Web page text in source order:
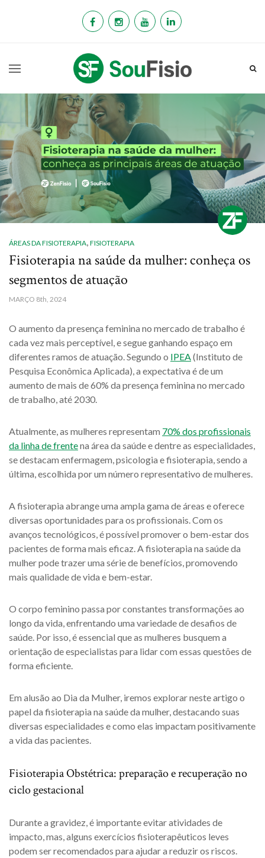
ÁREAS DA FISIOTERAPIA, FISIOTERAPIA
Fisioterapia na saúde da mulher: conheça os
segmentos de atuação
MARÇO 8th, 2024
O aumento da presença feminina no mercado de trabalho é
cada vez mais perceptível, e segue ganhando espaço em
diferentes ramos de atuação. Segundo o IPEA(Instituto de
Pesquisa Econômica Aplicada), a expectativa é de um
aumento de mais de 60% da presença feminina no mercado
de trabalho, até 2030.
Atualmente, as mulheres representam 70% dos profissionais
da linha de frentena área da saúde e dentre as especialidades,
se destacam enfermagem, psicologia e fisioterapia, sendo a
última, escolhida por um número representativo de mulheres.
A fisioterapia abrange uma ampla gama de áreas e oferece
diversas oportunidades para os profissionais. Com os
avanços tecnológicos, é possível promover o bem-estar dos
pacientes de forma mais eficaz. A fisioterapia na saúde da
mulher pode trazer uma série de benefícios, promovendo
mais qualidade de vida e bem-estar.
O corpo feminino passa por constantes transformações ao
longo da vida, enfrentando uma variedade de desafios de
saúde. Por isso, é essencial que as mulheres busquem a
orientação de especialistas para lidar com essas questões de
forma eficiente.
Em alusão ao Dia da Mulher, iremos explorar neste artigo o
papel da fisioterapia na saúde da mulher, destacando suas
diversas especialidades e como elas impactam positivamente
a vida das pacientes.
Fisioterapia Obstétrica: preparação e recuperação no
ciclo gestacional
Durante a gravidez, é importante evitar atividades de
impacto, mas, alguns exercícios fisioterapêuticos leves
podem ser recomendados para ajudar a reduzir os riscos.